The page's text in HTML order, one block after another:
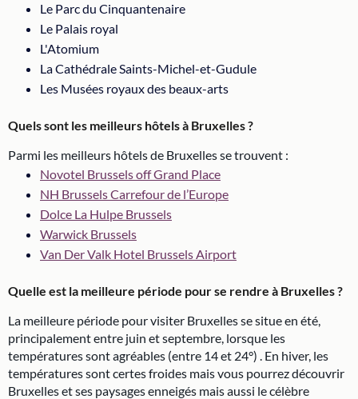
Le Parc du Cinquantenaire
Le Palais royal
L'Atomium
La Cathédrale Saints-Michel-et-Gudule
Les Musées royaux des beaux-arts
Quels sont les meilleurs hôtels à Bruxelles ?
Parmi les meilleurs hôtels de Bruxelles se trouvent :
Novotel Brussels off Grand Place
NH Brussels Carrefour de l’Europe
Dolce La Hulpe Brussels
Warwick Brussels
Van Der Valk Hotel Brussels Airport
Quelle est la meilleure période pour se rendre à Bruxelles ?
La meilleure période pour visiter Bruxelles se situe en été,
principalement entre juin et septembre, lorsque les
températures sont agréables (entre 14 et 24°) . En hiver, les
températures sont certes froides mais vous pourrez découvrir
Bruxelles et ses paysages enneigés mais aussi le célèbre